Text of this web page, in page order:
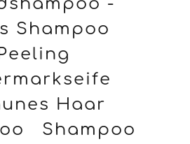
-
Shampoo
Haar
Shampoo